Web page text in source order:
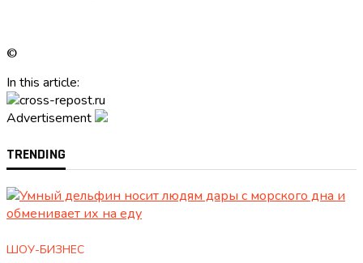
©
In this article:
Advertisement
TRENDING
ШОУ-БИЗНЕС